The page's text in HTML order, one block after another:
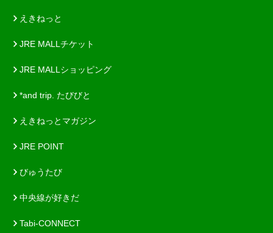
えきねっと
JRE MALLチケット
JRE MALLショッピング
*and trip. たびびと
えきねっとマガジン
JRE POINT
びゅうたび
中央線が好きだ
Tabi-CONNECT